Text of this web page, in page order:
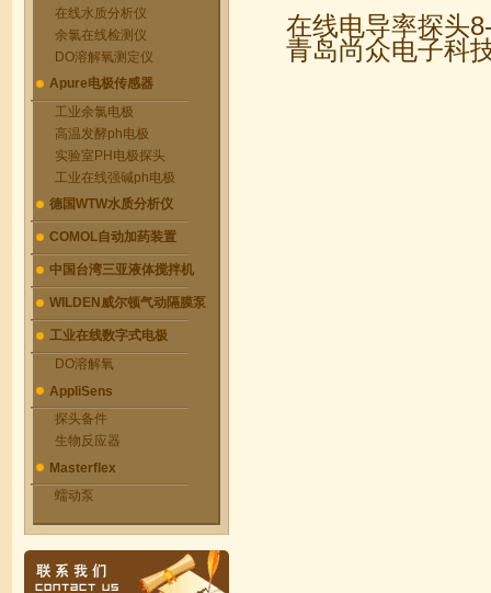
在线水质分析仪
余氯在线检测仪
DO溶解氧测定仪
Apure电极传感器
工业余氯电极
高温发酵ph电极
实验室PH电极探头
工业在线强碱ph电极
德国WTW水质分析仪
COMOL自动加药装置
中国台湾三亚液体搅拌机
WILDEN威尔顿气动隔膜泵
工业在线数字式电极
DO溶解氧
AppliSens
探头备件
生物反应器
Masterflex
蠕动泵
在线电导率探头
青岛尚众电子科